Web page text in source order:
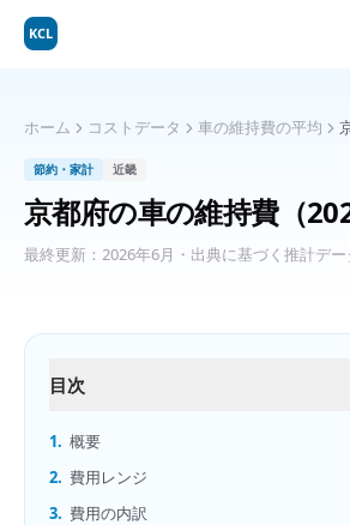
KCL
ホーム コストデータ 車の維持費の平均
節約・家計 近畿
京都府の車の維持費（
最終更新： 2026年6月 ・出典に基づく推計デー
目次
1. 概要
2. 費用レンジ
3. 費用の内訳